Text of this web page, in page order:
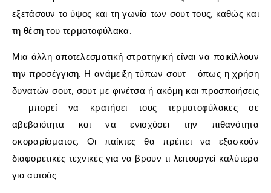
εξετάσουν το ύψος και τη γωνία των σουτ τους, καθώς και
τη θέση του τερματοφύλακα.
Μια άλλη αποτελεσματική στρατηγική είναι να ποικίλλουν
την προσέγγιση. Η ανάμειξη τύπων σουτ – όπως η χρήση
δυνατών σουτ, σουτ με φινέτσα ή ακόμη και προσποιήσεις
– μπορεί να κρατήσει τους τερματοφύλακες σε
αβεβαιότητα και να ενισχύσει την πιθανότητα
σκοραρίσματος. Οι παίκτες θα πρέπει να εξασκούν
διαφορετικές τεχνικές για να βρουν τι λειτουργεί καλύτερα
για αυτούς.